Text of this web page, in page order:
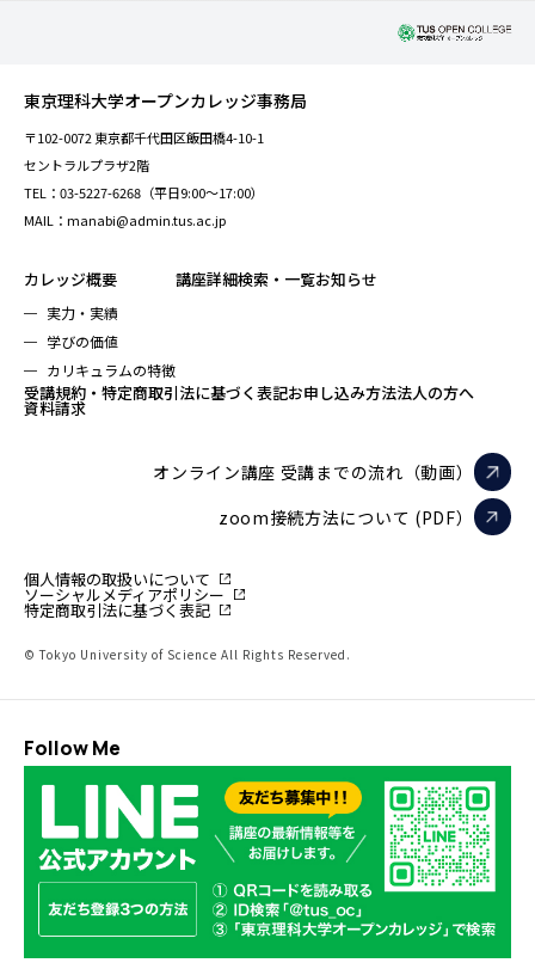
東京理科大学オープンカレッジ事務局
〒102-0072 東京都千代田区飯田橋4-10-1
セントラルプラザ2階
TEL：03-5227-6268（平日9:00～17:00）
MAIL：manabi@admin.tus.ac.jp
カレッジ概要
実力・実績
学びの価値
カリキュラムの特徴
講座詳細検索・一覧お知らせ
受講規約・特定商取引法に基づく表記お申し込み方法法人の方へ
資料請求
オンライン講座 受講までの流れ（動画）
zoom接続方法について (PDF）
個人情報の取扱いについて
ソーシャルメディアポリシー
特定商取引法に基づく表記
© Tokyo University of Science All Rights Reserved.
Follow Me